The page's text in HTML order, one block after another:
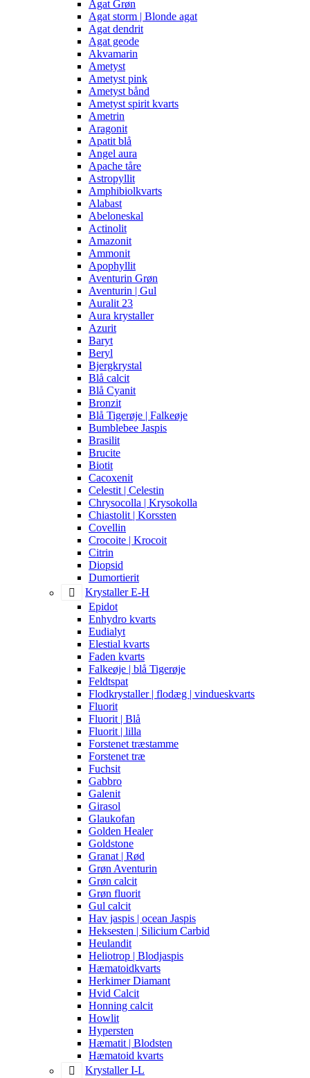
Agat Grøn
Agat storm | Blonde agat
Agat dendrit
Agat geode
Akvamarin
Ametyst
Ametyst pink
Ametyst bånd
Ametyst spirit kvarts
Ametrin
Aragonit
Apatit blå
Angel aura
Apache tåre
Astropyllit
Amphibiolkvarts
Alabast
Abeloneskal
Actinolit
Amazonit
Ammonit
Apophyllit
Aventurin Grøn
Aventurin | Gul
Auralit 23
Aura krystaller
Azurit
Baryt
Beryl
Bjergkrystal
Blå calcit
Blå Cyanit
Bronzit
Blå Tigerøje | Falkeøje
Bumblebee Jaspis
Brasilit
Brucite
Biotit
Cacoxenit
Celestit | Celestin
Chrysocolla | Krysokolla
Chiastolit | Korssten
Covellin
Crocoite | Krocoit
Citrin
Diopsid
Dumortierit
Krystaller E-H
Epidot
Enhydro kvarts
Eudialyt
Elestial kvarts
Faden kvarts
Falkeøje | blå Tigerøje
Feldtspat
Flodkrystaller | flodæg | vindueskvarts
Fluorit
Fluorit | Blå
Fluorit | lilla
Forstenet træstamme
Forstenet træ
Fuchsit
Gabbro
Galenit
Girasol
Glaukofan
Golden Healer
Goldstone
Granat | Rød
Grøn Aventurin
Grøn calcit
Grøn fluorit
Gul calcit
Hav jaspis | ocean Jaspis
Heksesten | Silicium Carbid
Heulandit
Heliotrop | Blodjaspis
Hæmatoidkvarts
Herkimer Diamant
Hvid Calcit
Honning calcit
Howlit
Hypersten
Hæmatit | Blodsten
Hæmatoid kvarts
Krystaller I-L